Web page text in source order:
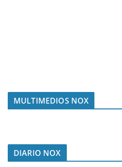
MULTIMEDIOS NOX
DIARIO NOX